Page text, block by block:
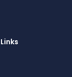
Links